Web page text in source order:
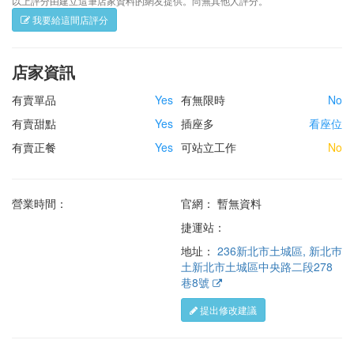
我要給這間店評分
店家資訊
有賣單品
Yes
有賣甜點
Yes
有賣正餐
Yes
有無限時
No
插座多
看座位
可站立工作
No
營業時間：
官網： 暫無資料
捷運站：
地址： 236新北市土城區, 新北巿
土新北市土城區中央路二段278
巷8號
提出修改建議